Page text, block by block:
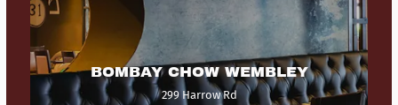
BOMBAY CHOW WEMBLEY
299 Harrow Rd